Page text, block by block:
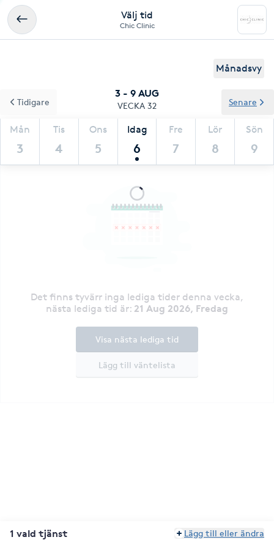
Välj tid
Chic Clinic
Månadsvy
3 - 9 AUG
VECKA 32
Mån
3
Tis
4
Ons
5
Idag
6
Fre
7
Lör
8
Sön
9
Tidigare Senare
Det finns tyvärr inga lediga tider denna vecka,
nästa lediga tid är: 21 Aug 2026, Fredag
Lägg till väntelista
Visa nästa lediga tid
1 vald tjänst Lägg till eller ändra